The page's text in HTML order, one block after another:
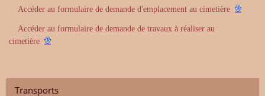
Accéder au formulaire de demande d'emplacement au cimetière
Accéder au formulaire de demande de travaux à réaliser au
cimetière
Transports